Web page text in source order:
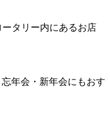
タリー内にあるお店
年会・新年会にもおす